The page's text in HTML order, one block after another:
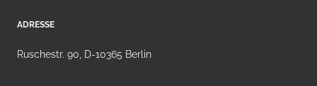
ADRESSE
Ruschestr. 90, D-10365 Berlin